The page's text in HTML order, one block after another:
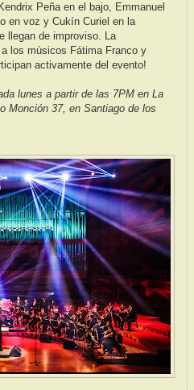
Peña en el bajo, Emmanuel
en voz y Cukín Curiel en la
llegan de improviso. La
los músicos Fátima Franco y
activamente del evento!
lunes a partir de las 7PM en La
Monción 37, en Santiago de los